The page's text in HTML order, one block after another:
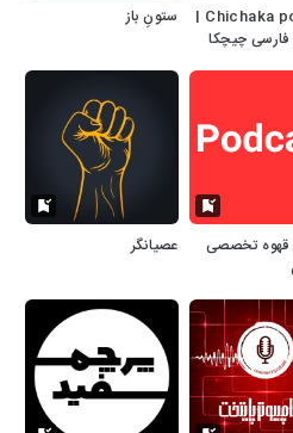
Chichaka podcast |
چیچکا
ستونِ باز
قهوه تخصصی
عصیانگر